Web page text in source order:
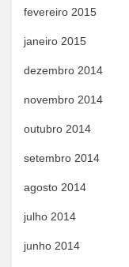
fevereiro 2015
janeiro 2015
dezembro 2014
novembro 2014
outubro 2014
setembro 2014
agosto 2014
julho 2014
junho 2014